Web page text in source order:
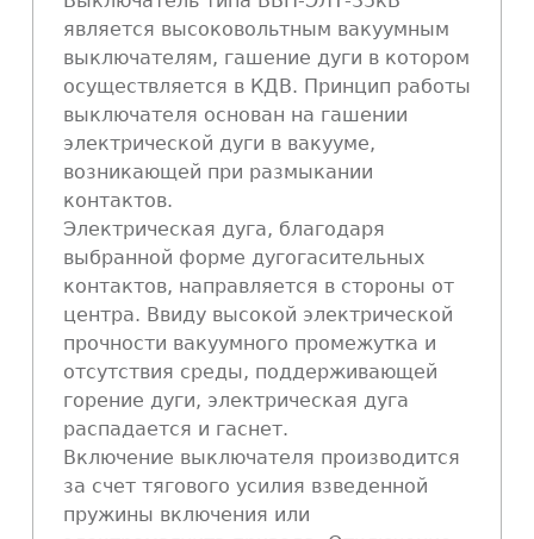
является высоковольтным вакуумным
выключателям, гашение дуги в котором
осуществляется в КДВ. Принцип работы
выключателя основан на гашении
электрической дуги в вакууме,
возникающей при размыкании
контактов.
Электрическая дуга, благодаря
выбранной форме дугогасительных
контактов, направляется в стороны от
центра. Ввиду высокой электрической
прочности вакуумного промежутка и
отсутствия среды, поддерживающей
горение дуги, электрическая дуга
распадается и гаснет.
Включение выключателя производится
за счет тягового усилия взведенной
пружины включения или